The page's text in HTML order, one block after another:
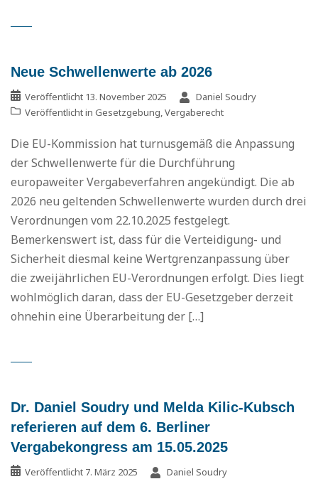
Neue Schwellenwerte ab 2026
Veröffentlicht 13. November 2025
Daniel Soudry
Veröffentlicht in Gesetzgebung,Vergaberecht
Die EU-Kommission hat turnusgemäß die Anpassung
der Schwellenwerte für die Durchführung
europaweiter Vergabeverfahren angekündigt. Die ab
2026 neu geltenden Schwellenwerte wurden durch drei
Verordnungen vom 22.10.2025 festgelegt.
Bemerkenswert ist, dass für die Verteidigung- und
Sicherheit diesmal keine Wertgrenzanpassung über
die zweijährlichen EU-Verordnungen erfolgt. Dies liegt
wohlmöglich daran, dass der EU-Gesetzgeber derzeit
ohnehin eine Überarbeitung der […]
Dr. Daniel Soudry und Melda Kilic-Kubsch
referieren auf dem 6. Berliner
Vergabekongress am 15.05.2025
Veröffentlicht 7. März 2025
Daniel Soudry